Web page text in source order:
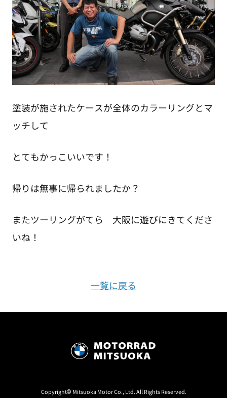
塗装が施されたケースが全体のカラーリングとマ
ッチして
とてもかっこいいです！
帰りは無事に帰られましたか？
またツーリングがてら 大阪に遊びにきてくださ
いね！
一覧に戻る
Copyright© Mitsuoka Motor Co., Ltd. All Rights Reserved.